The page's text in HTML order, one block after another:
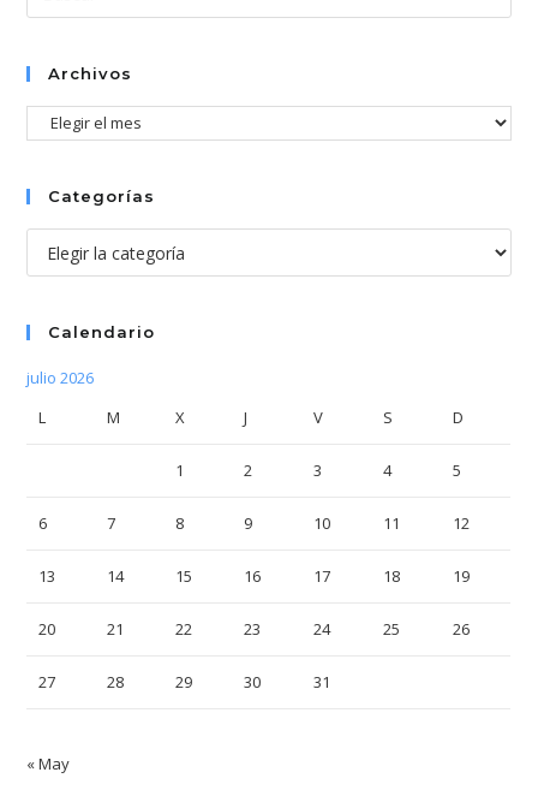
el
Archivos
Archivos
Categorías
Categorías
Calendario
julio 2026
L
M X J V S D
1 2 3 4 5
6 7 8 9 10 11 12
13 14 15 16 17 18 19
20 21 22 23 24 25 26
27 28 29 30 31
« May